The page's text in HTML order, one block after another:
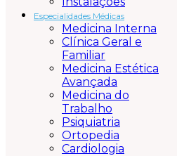
Especialidades Médicas
Medicina Interna
Clínica Geral e
Familiar
Medicina Estética
Avançada
Medicina do
Trabalho
Psiquiatria
Ortopedia
Cardiologia